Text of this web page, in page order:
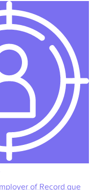
of Record que